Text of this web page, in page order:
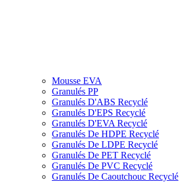
Mousse EVA
Granulés PP
Granulés D'ABS Recyclé
Granulés D'EPS Recyclé
Granulés D'EVA Recyclé
Granulés De HDPE Recyclé
Granulés De LDPE Recyclé
Granulés De PET Recyclé
Granulés De PVC Recyclé
Granulés De Caoutchouc Recyclé